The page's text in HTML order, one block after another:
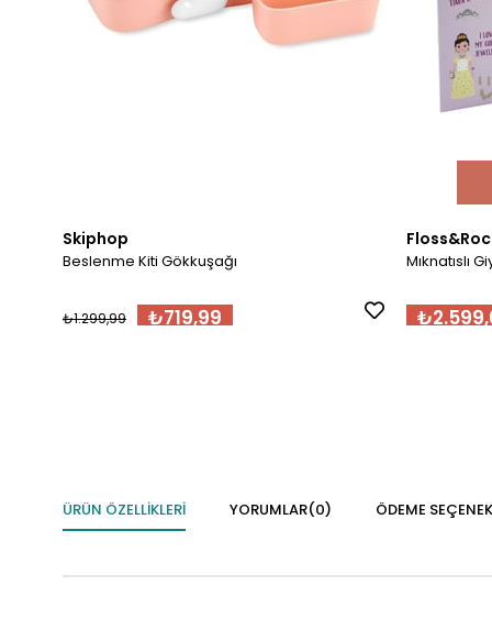
Skiphop
Beslenme Kiti Gökkuşağı
₺719,99
₺1.299,99
Mıknatıslı
ÜRÜN ÖZELLIKLERI YORUMLAR(0) ÖDEME